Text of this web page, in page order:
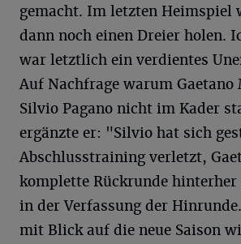
gemacht. Im letzten Heimspiel
dann noch einen Dreier holen.
war letztlich ein verdientes
Auf Nachfrage warum Gaetano
Silvio Pagano nicht im Kader
ergänzte er: "Silvio hat sich
Abschlusstraining verletzt,
komplette Rückrunde
in der Verfassung der
mit Blick auf die neue Saison